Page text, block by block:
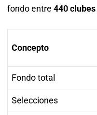
fondo entre 440 clubes
Concepto
Fondo total
Selecciones